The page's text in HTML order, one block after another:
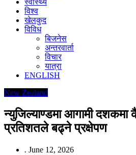
स्वास्थ्य
विश्व
खेलकुद
विविध
बिजनेस
अन्तरवार्ता
विचार
यात्रा
ENGLISH
New Zealand
न्युजिल्याण्डमा आगामी दशकमा
प्रतिशतले बढ्ने प्रक्षेपण
. June 12, 2026